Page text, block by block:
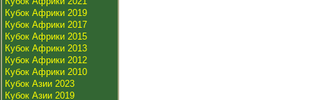
Кубок Африки 2019
Кубок Африки 2017
Кубок Африки 2015
Кубок Африки 2013
Кубок Африки 2012
Кубок Африки 2010
Кубок Азии 2023
Кубок Азии 2019